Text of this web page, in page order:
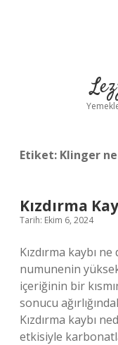
Etiket: Klinger
Kızdırma
Tarih: Ekim 6, 2024
Kızdırma kaybı
numunenin yüksek
içeriğinin bir
sonucu
Kızdırma kaybı
etkisiyle